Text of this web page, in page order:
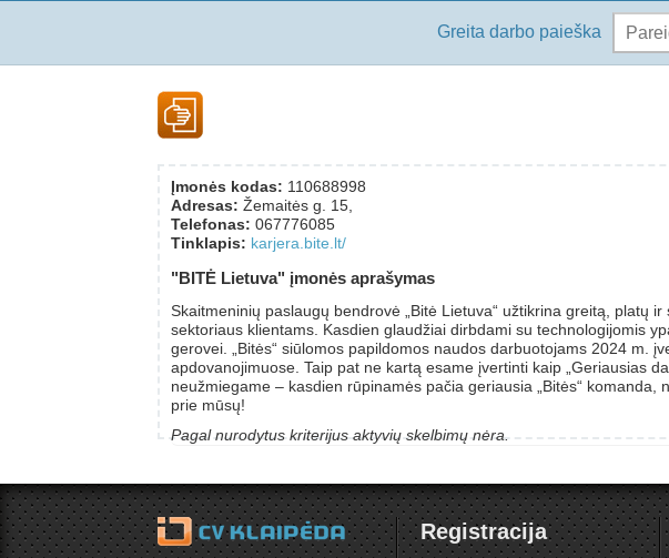
Greita darbo paieška
Įmonės kodas: 110688998
Adresas: Žemaitės g. 15,
Telefonas: 067776085
Tinklapis: karjera.bite.lt/
"BITĖ Lietuva" įmonės aprašymas
Skaitmeninių paslaugų bendrovė „Bitė Lietuva“ užtikrina greitą, platų
sektoriaus klientams. Kasdien glaudžiai dirbdami su technologijomis
gerovei. „Bitės“ siūlomos papildomos naudos darbuotojams 2024 m.
apdovanojimuose. Taip pat ne kartą esame įvertinti kaip „Geriausias
neužmiegame – kasdien rūpinamės pačia geriausia „Bitės“
prie mūsų!
Pagal nurodytus kriterijus aktyvių skelbimų nėra.
Registracija